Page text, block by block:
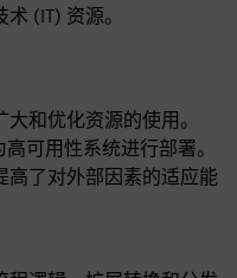
(IT) 资源。
和优化资源的使用。
可用性系统进行部署。
高了对外部因素的适应能